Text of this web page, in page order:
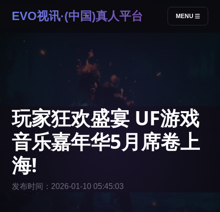
EVO视讯·(中国)真人平台 MENU
玩家狂欢盛宴 UF游戏
音乐嘉年华5月席卷上
海!
发布时间：2026-01-10 05:45:03